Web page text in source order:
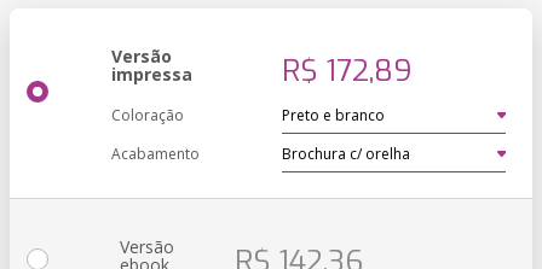
Versão
impressa R$ 172,89
Coloração
Acabamento
Versão